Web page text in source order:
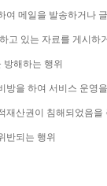
여 메일을 발송하거나
고 있는 자료를 게시하
해하는 행위
방을 하여 서비스 운영
재산권이 침해되었음을
반되는 행위